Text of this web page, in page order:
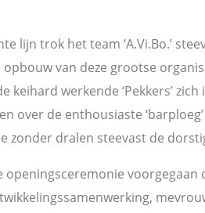
lijn trok het team ‘A.Vi.Bo.’
van deze grootse
keihard werkende ‘Pekkers’
over de enthousiaste
zonder dralen steevast de
openingsceremonie voorgegaan